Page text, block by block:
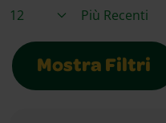
Articoli per pagina
Ordina per
Mostra Filtri